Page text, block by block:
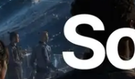
的 Solana RPC
款的時代開啟